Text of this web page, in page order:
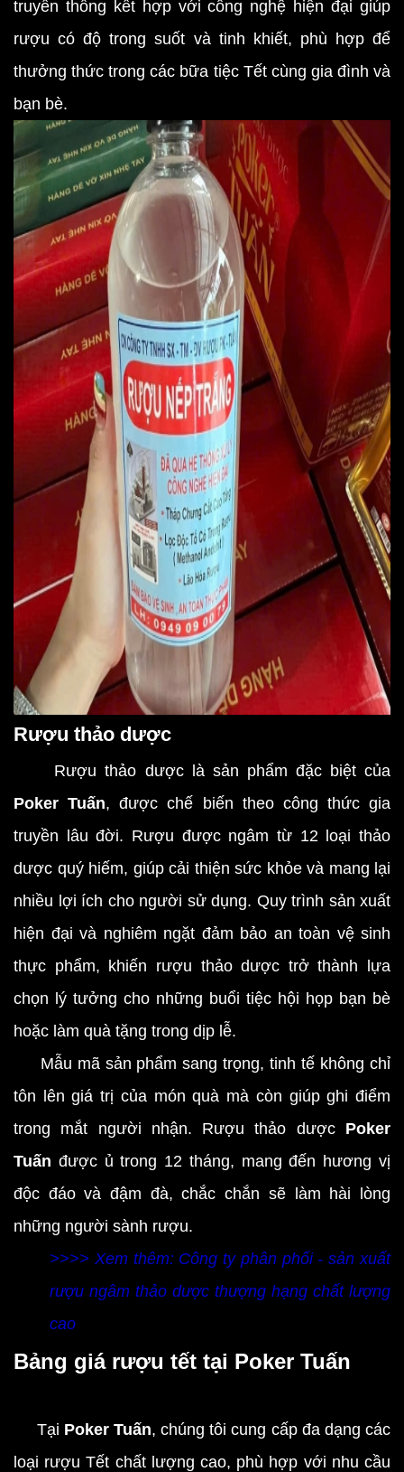
truyền thống kết hợp với công nghệ hiện đại giúp
rượu có độ trong suốt và tinh khiết, phù hợp để
thưởng thức trong các bữa tiệc Tết cùng gia đình và
bạn bè.
Rượu thảo dược
Rượu thảo dược là sản phẩm đặc biệt của
Poker Tuấn, được chế biến theo công thức gia
truyền lâu đời. Rượu được ngâm từ 12 loại thảo
dược quý hiếm, giúp cải thiện sức khỏe và mang lại
nhiều lợi ích cho người sử dụng. Quy trình sản xuất
hiện đại và nghiêm ngặt đảm bảo an toàn vệ sinh
thực phẩm, khiến rượu thảo dược trở thành lựa
chọn lý tưởng cho những buổi tiệc hội họp bạn bè
hoặc làm quà tặng trong dịp lễ.
Mẫu mã sản phẩm sang trọng, tinh tế không chỉ
tôn lên giá trị của món quà mà còn giúp ghi điểm
trong mắt người nhận. Rượu thảo dược Poker
Tuấn được ủ trong 12 tháng, mang đến hương vị
độc đáo và đậm đà, chắc chắn sẽ làm hài lòng
những người sành rượu.
>>>> Xem thêm: Công ty phân phối - sản xuất
rượu ngâm thảo dược thượng hạng chất lượng
cao
Bảng giá rượu tết tại Poker Tuấn
Tại Poker Tuấn, chúng tôi cung cấp đa dạng các
loại rượu Tết chất lượng cao, phù hợp với nhu cầu